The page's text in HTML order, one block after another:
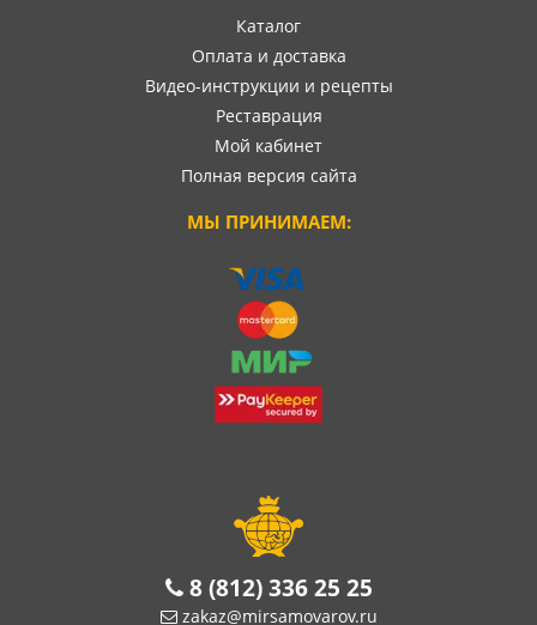
Каталог
Оплата и доставка
Видео-инструкции и рецепты
Реставрация
Мой кабинет
Полная версия сайта
МЫ ПРИНИМАЕМ:
8 (812) 336 25 25
zakaz@mirsamovarov.ru